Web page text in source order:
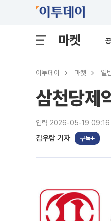
마켓
이투데이 마켓 일
삼천당제
입력 2026-05-19 09:16
김우람 기자 구독